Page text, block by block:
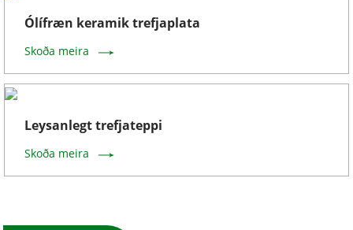
Ólífræn keramik trefjaplata
Skoða meira
Leysanlegt trefjateppi
Skoða meira